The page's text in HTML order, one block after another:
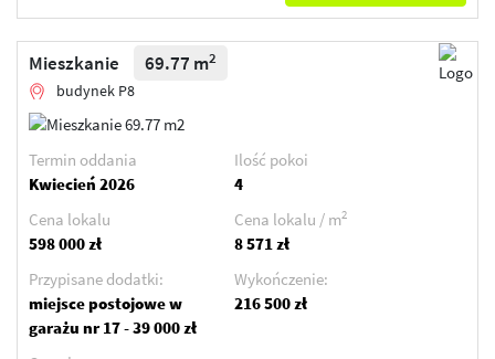
Mieszkanie 69.77 m2
budynek P8
Termin oddania
Kwiecień 2026
Ilość pokoi
4
Cena lokalu
598 000 zł
Cena lokalu / m2
8 571 zł
Przypisane dodatki:
miejsce postojowe w
garażu nr 17 - 39 000 zł
Wykończenie:
216 500 zł